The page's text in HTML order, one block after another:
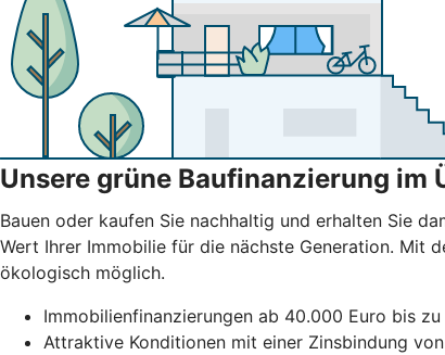
Unsere grüne Baufinanzierung im
Bauen oder kaufen Sie nachhaltig und erhalten Sie
Wert Ihrer Immobilie für die nächste Generation. Mit
ökologisch möglich.
Immobilienfinanzierungen ab 40.000 Euro bis
Attraktive Konditionen mit einer Zinsbindung